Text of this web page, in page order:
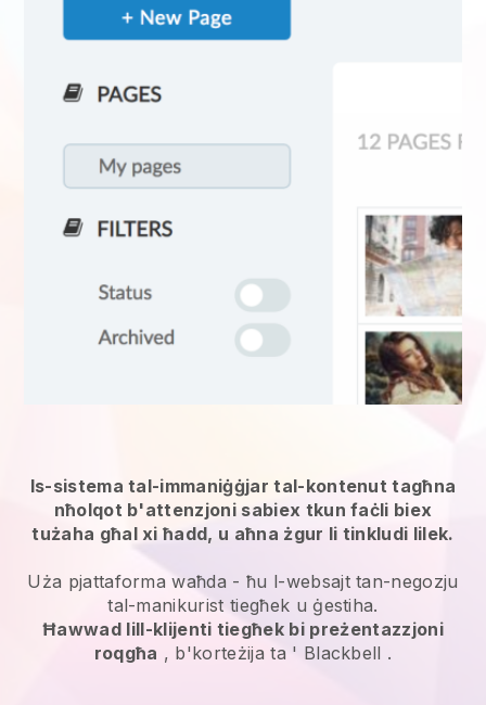
Is-sistema tal-immaniġġjar tal-kontenut tagħna
nħolqot b'attenzjoni sabiex tkun faċli biex
tużaha għal xi ħadd, u aħna żgur li tinkludi lilek.
Uża pjattaforma waħda - ħu l-websajt tan-negozju
tal-manikurist tiegħek u ġestiha.
Ħawwad lill-klijenti tiegħek bi preżentazzjoni
roqgħa , b'korteżija ta ' Blackbell .